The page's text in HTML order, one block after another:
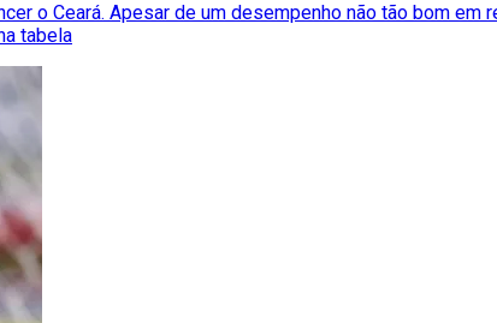
o Ceará. Apesar de um desempenho não tão bom
tabela